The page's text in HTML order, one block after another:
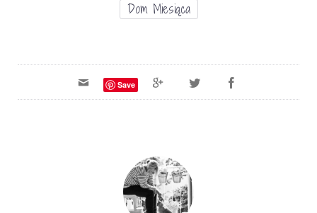
Dom Miesiąca
Save